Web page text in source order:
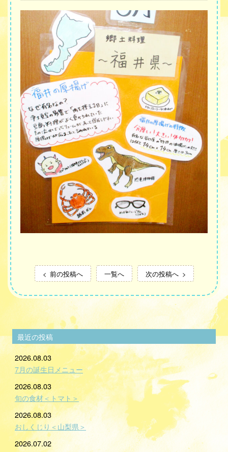
前の投稿へ 一覧へ 次の投稿へ
最近の投稿
2026.08.03
7月の誕生日メニュー
2026.08.03
旬の食材＜トマト＞
2026.08.03
おしくじり＜山梨県＞
2026.07.02